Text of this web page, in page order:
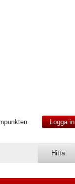
Logga in